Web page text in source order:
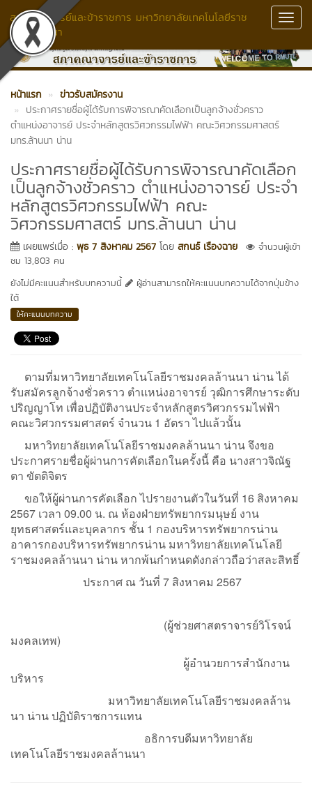
สภาคณาจารย์และข้าราชการ มหาวิทยาลัยเทคโนโลยีราช
มงคลล้านนา
หน้าแรก
ข่าวรับสมัครงาน
ประกาศรายชื่อผู้ได้รับการพิจารณาคัดเลือกเป็นลูกจ้างชั่วคราว
ตำแหน่งอาจารย์ ประจำหลักสูตรวิศวกรรมไฟฟ้า คณะวิศวกรรมศาสตร์
มทร.ล้านนา น่าน
ประกาศรายชื่อผู้ได้รับการพิจารณาคัดเลือก
เป็นลูกจ้างชั่วคราว ตำแหน่งอาจารย์ ประจำ
หลักสูตรวิศวกรรมไฟฟ้า คณะ
วิศวกรรมศาสตร์ มทร.ล้านนา น่าน
เผยแพร่เมื่อ : พุธ 7 สิงหาคม 2567 โดย สกนธ์ เรืองฉาย
จำนวนผู้เข้า
ชม 13,803 คน
ยังไม่มีคะแนนสำหรับบทความนี้
ผู้อ่านสามารถให้คะแนนบทความได้จากปุ่มข้าง
ใต้
ให้คะแนนบทความ
ตามที่มหาวิทยาลัยเทคโนโลยีราชมงคลล้านนา น่าน ได้
รับสมัครลูกจ้างชั่วคราว ตำแหน่งอาจารย์ วุฒิการศึกษาระดับ
ปริญญาโท เพื่อปฏิบัติงานประจำหลักสูตรวิศวกรรมไฟฟ้า
คณะวิศวกรรมศาสตร์ จำนวน 1 อัตรา ไปแล้วนั้น
มหาวิทยาลัยเทคโนโลยีราชมงคลล้านนา น่าน จึงขอ
ประกาศรายชื่อผู้ผ่านการคัดเลือกในครั้งนี้ คือ นางสาวจิณัฐ
ตา ขัตติจิตร
ขอให้ผู้ผ่านการคัดเลือก ไปรายงานตัวในวันที่ 16 สิงหาคม
2567 เวลา 09.00 น. ณ ห้องฝ่ายทรัพยากรมนุษย์ งาน
ยุทธศาสตร์และบุคลากร ชั้น 1 กองบริหารทรัพยากรน่าน
อาคารกองบริหารทรัพยากรน่าน มหาวิทยาลัยเทคโนโลยี
ราชมงคลล้านนา น่าน หากพ้นกำหนดดังกล่าวถือว่าสละสิทธิ์
ประกาศ ณ วันที่ 7 สิงหาคม 2567
(ผู้ช่วยศาสตราจารย์วิโรจน์
มงคลเทพ)
ผู้อำนวยการสำนักงาน
บริหาร
มหาวิทยาลัยเทคโนโลยีราชมงคลล้าน
นา น่าน ปฏิบัติราชการแทน
อธิการบดีมหาวิทยาลัย
เทคโนโลยีราชมงคลล้านนา